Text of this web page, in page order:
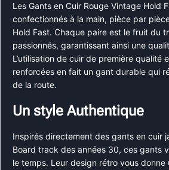
Les Gants en Cuir Rouge Vintage Hold
confectionnés à la main, pièce par
Hold Fast. Chaque paire est le fruit du
passionnés, garantissant ainsi une
L’utilisation de cuir de première qualité
renforcées en fait un gant durable qui
de la route.
Un style Authentique
Inspirés directement des gants en cuir
Board track des années 30, ces gants
le temps. Leur design rétro vous donne